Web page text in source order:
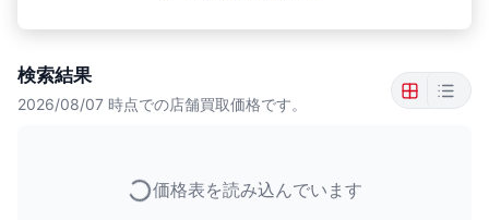
検索結果
2026/08/07 時点での店舗買取価格です。
価格表を読み込んでいます